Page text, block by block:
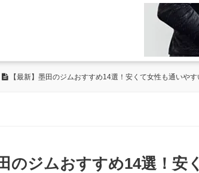
【最新】墨田のジムおすすめ14選！安くて女性も通いやす
のジムおすすめ14選！安